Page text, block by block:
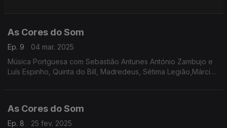
As Cores do Som
Ep. 9
04 mar. 2025
Música Portguesa com Sebastião Antunes António Zambujo e
Luís Espinho, Quinta do Bill, Madredeus, Sétima Legião,Márcia,
As Cores do Som
Ep. 8
25 fev. 2025